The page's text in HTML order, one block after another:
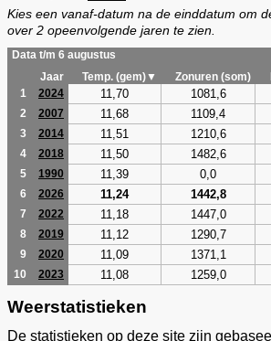
Kies een vanaf-datum na de einddatum om
over 2 opeenvolgende jaren te zien.
Data t/m 6 augustus
Jaar
Temp. (gem)▼ Zonuren (som)
1
2024 11,70 1081,6
2 2007 11,68 1109,4
3 2014 11,51 1210,6
4 2018 11,50 1482,6
5 1990 11,39 0,0
6 2026 11,24 1442,8
7 2022 11,18 1447,0
8 2019 11,12 1290,7
9 2020 11,09 1371,1
10 2023 11,08 1259,0
Weerstatistieken
De statistieken op deze site zijn